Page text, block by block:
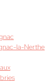
la-Nerthe